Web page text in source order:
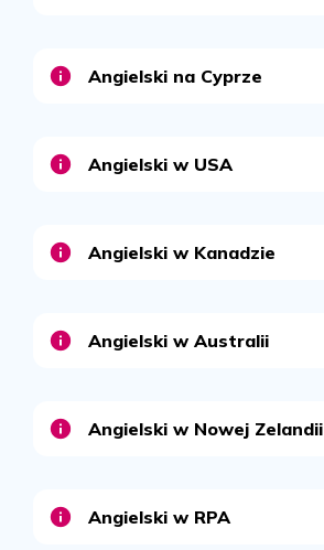
Angielski na Cyprze
Angielski w USA
Angielski w Kanadzie
Angielski w Australii
Angielski w Nowej Zelandii
Angielski w RPA